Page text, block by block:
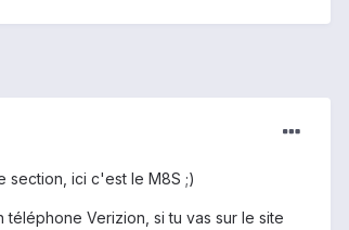
section, ici c'est le M8S ;)
Verizion, si tu vas sur le site